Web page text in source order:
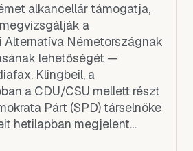
alkancellár támogatja,
a
Alternatíva Németországnak
lehetőségét —
Klingbeil, a
a CDU/CSU mellett részt
Párt (SPD) társelnöke
hetilapban megjelent
megfontolása mellett.